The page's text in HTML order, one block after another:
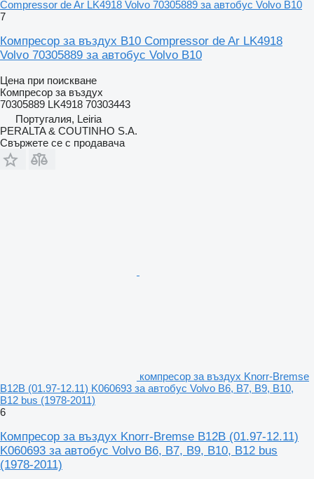
Compressor de Ar LK4918 Volvo 70305889 за автобус Volvo B10
7
Компресор за въздух B10 Compressor de Ar LK4918
Volvo 70305889 за автобус Volvo B10
Цена при поискване
Компресор за въздух
70305889 LK4918 70303443
Португалия, Leiria
PERALTA & COUTINHO S.A.
Свържете се с продавача
компресор за въздух Knorr-Bremse
B12B (01.97-12.11) K060693 за автобус Volvo B6, B7, B9, B10,
B12 bus (1978-2011)
6
Компресор за въздух Knorr-Bremse B12B (01.97-12.11)
K060693 за автобус Volvo B6, B7, B9, B10, B12 bus
(1978-2011)